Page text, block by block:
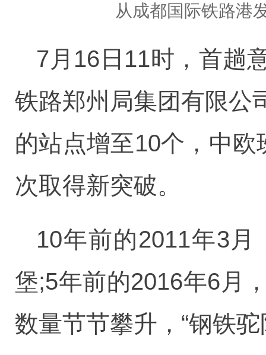
从成都国际铁路港
7月16日11时，首趟
铁路郑州局集团有限公
的站点增至10个，中
次取得新突破。
10年前的2011年3
堡;5年前的2016年6月
数量节节攀升，“钢铁